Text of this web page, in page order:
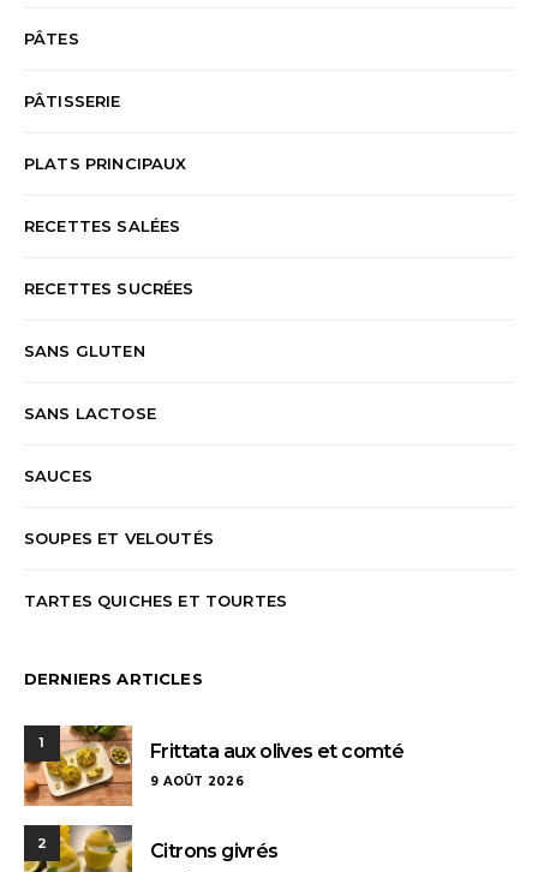
PÂTES
PÂTISSERIE
PLATS PRINCIPAUX
RECETTES SALÉES
RECETTES SUCRÉES
SANS GLUTEN
SANS LACTOSE
SAUCES
SOUPES ET VELOUTÉS
TARTES QUICHES ET TOURTES
DERNIERS ARTICLES
1 Frittata aux olives et comté
9 AOÛT 2026
2 Citrons givrés